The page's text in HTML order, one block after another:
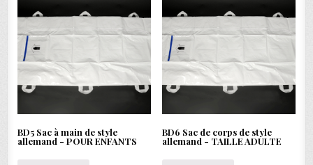
BD5 Sac à main de style
allemand - POUR ENFANTS
BD6 Sac de corps de style
allemand - TAILLE ADULTE